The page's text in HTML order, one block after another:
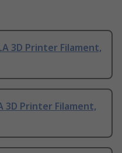
3D Printer Filament,
3D Printer Filament,